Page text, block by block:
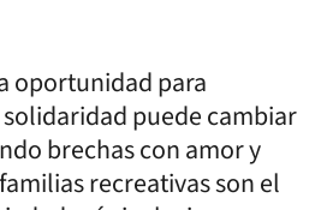
oportunidad para
puede cambiar
brechas con amor y
recreativas son el